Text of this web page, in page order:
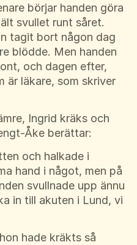
börjar handen göra
svullet runt såret.
tagit bort någon dag
blödde. Men handen
och dagen efter,
är läkare, som skriver
Ingrid kräks och
Åke berättar:
och halkade i
hand i något, men på
svullnade upp ännu
in till akuten i Lund, vi
hade kräkts så